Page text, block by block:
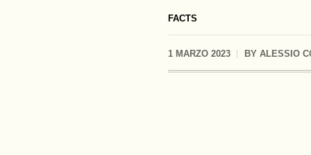
FACTS
1 MARZO 2023 BY ALESSIO